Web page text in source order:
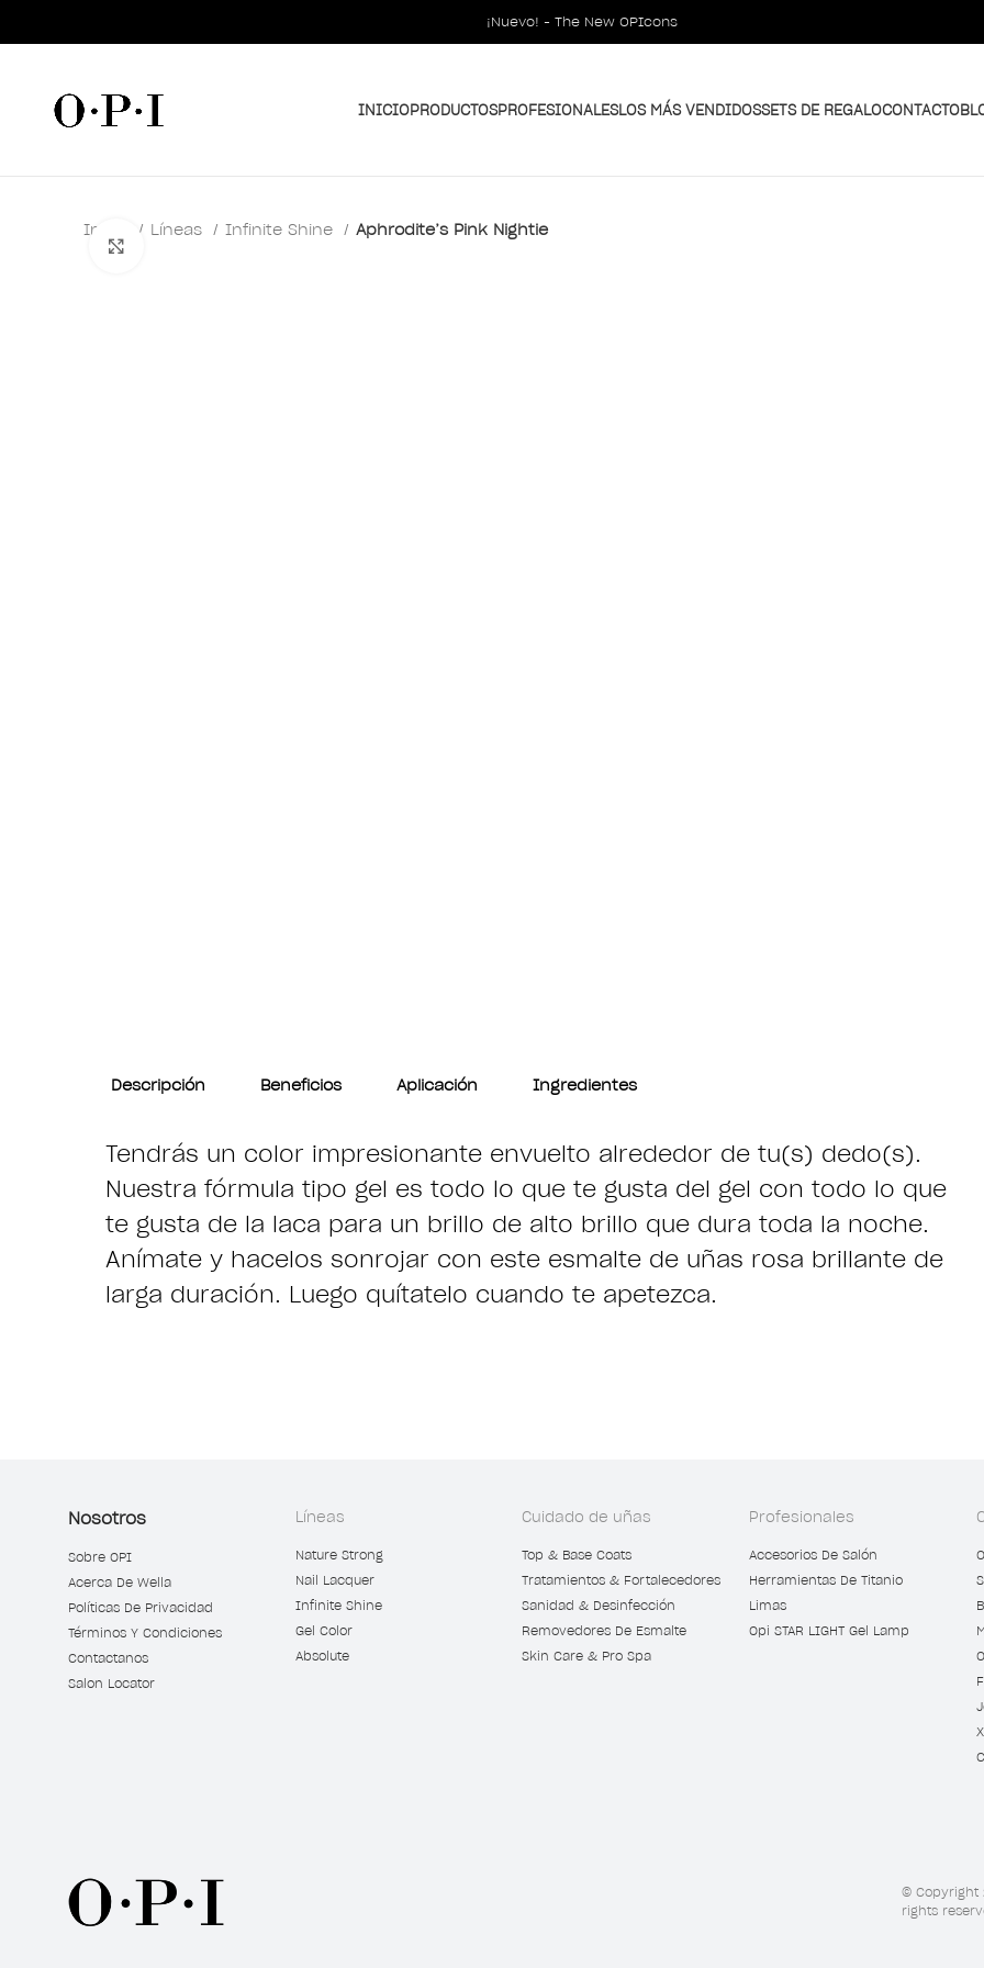
¡Nuevo! - The New OPIcons
INICIOPRODUCTOSPROFESIONALESLOS MÁS VENDIDOSSETS DE REGALOCONTACTO
Inicio Líneas Infinite Shine Aphrodite’s Pink Nightie
Descripción Beneficios Aplicación Ingredientes
Tendrás un color impresionante envuelto alrededor de tu(s) dedo(s).
Nuestra fórmula tipo gel es todo lo que te gusta del gel con todo lo que
te gusta de la laca para un brillo de alto brillo que dura toda la noche.
Anímate y hacelos sonrojar con este esmalte de uñas rosa brillante de
larga duración. Luego quítatelo cuando te apetezca.
Nosotros
Sobre OPI
Acerca De Wella
Políticas De Privacidad
Términos Y Condiciones
Contactanos
Salon Locator
Líneas
Nature Strong
Nail Lacquer
Infinite Shine
Gel Color
Absolute
Cuidado de uñas
Top & Base Coats
Tratamientos & Fortalecedores
Sanidad & Desinfección
Removedores De Esmalte
Skin Care & Pro Spa
Profesionales
Accesorios De Salón
Herramientas De Titanio
Limas
Opi STAR LIGHT Gel Lamp
© Copyright
rights